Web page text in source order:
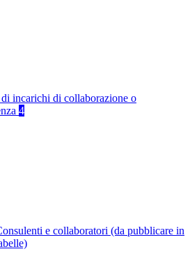
incarichi di collaborazione o
4
e collaboratori (da pubblicare in